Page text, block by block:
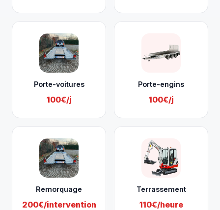
Porte-voitures
100€/j
Porte-engins
100€/j
Remorquage
200€/intervention
Terrassement
110€/heure